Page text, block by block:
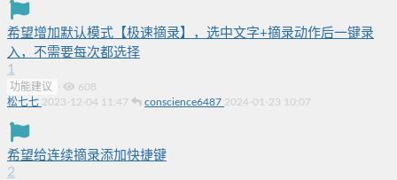
希望增加默认模式【极速摘录】，选中文字+摘录动作后一键录
入，不需要每次都选择
1
功能建议 ·
608
松七七 2023-12-04 11:47 conscience6487 2024-01-23 10:07
希望给连续摘录添加快捷键
2